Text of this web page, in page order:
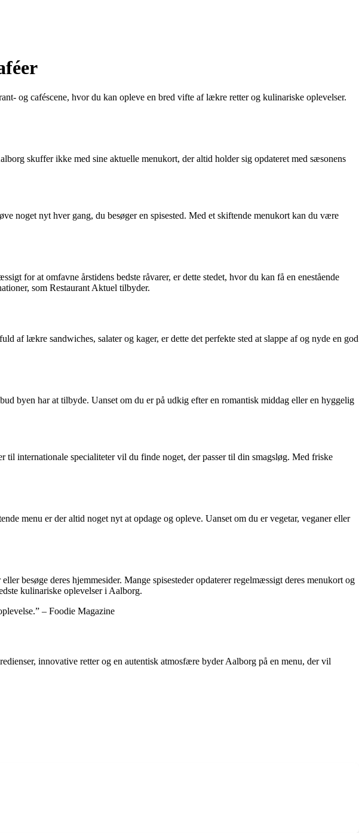
og caféscene, hvor du kan opleve en bred vifte af lækre retter og kulinariske oplevelser.
skuffer ikke med sine aktuelle menukort, der altid holder sig opdateret med sæsonens
noget nyt hver gang, du besøger en spisested. Med et skiftende menukort kan du være
for at omfavne årstidens bedste råvarer, er dette stedet, hvor du kan få en enestående
som Restaurant Aktuel tilbyder.
af lækre sandwiches, salater og kager, er dette det perfekte sted at slappe af og nyde en god
byen har at tilbyde. Uanset om du er på udkig efter en romantisk middag eller en hyggelig
internationale specialiteter vil du finde noget, der passer til din smagsløg. Med friske
menu er der altid noget nyt at opdage og opleve. Uanset om du er vegetar, veganer eller
besøge deres hjemmesider. Mange spisesteder opdaterer regelmæssigt deres menukort og
kulinariske oplevelser i Aalborg.
– Foodie Magazine
innovative retter og en autentisk atmosfære byder Aalborg på en menu, der vil